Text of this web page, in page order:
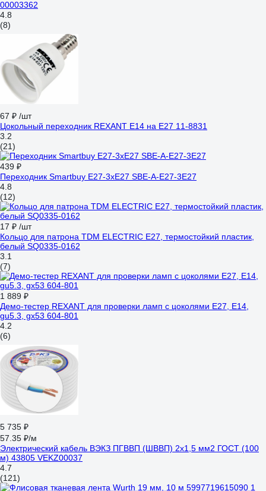
00003362
4.8
(8)
67 ₽ /шт
Цокольный переходник REXANT Е14 на Е27 11-8831
3.2
(21)
439 ₽
Переходник Smartbuy E27-3xE27 SBE-A-E27-3E27
4.8
(12)
17 ₽ /шт
Кольцо для патрона TDM ELECTRIC Е27, термостойкий пластик,
белый SQ0335-0162
3.1
(7)
1 889 ₽
Демо-тестер REXANT для проверки ламп с цоколями Е27, Е14,
gu5.3, gx53 604-801
4.2
(6)
5 735 ₽
57.35 ₽/м
Электрический кабель ВЭКЗ ПГВВП (ШВВП) 2x1,5 мм2 ГОСТ (100
м) 43805 VEKZ00037
4.7
(121)